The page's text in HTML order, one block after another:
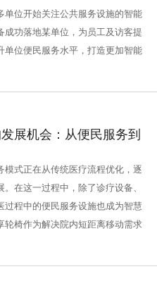
位开始关注公共服务设施的智能
功落地某单位，为员工及访客提
位便民服务水平，打造更加智能
展机会：从便民服务到
式正在从传统医疗流程优化，逐
在这一过程中，除了诊疗设备、
程中的便民服务设施也成为智慧
椅作为解决院内短距离移动需求